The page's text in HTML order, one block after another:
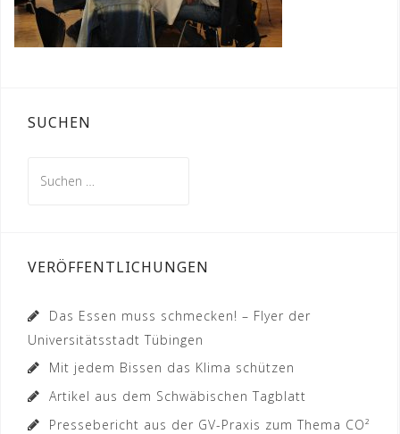
SUCHEN
nach:
VERÖFFENTLICHUNGEN
Das Essen muss schmecken! – Flyer der
Universitätsstadt Tübingen
Mit jedem Bissen das Klima schützen
Artikel aus dem Schwäbischen Tagblatt
Pressebericht aus der GV-Praxis zum Thema CO²